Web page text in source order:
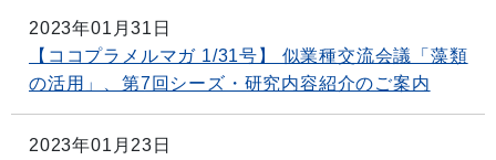
2023年01月31日
【ココプラメルマガ 1/31号】 似業種交流会議「藻類
の活用」、第7回シーズ・研究内容紹介のご案内
2023年01月23日